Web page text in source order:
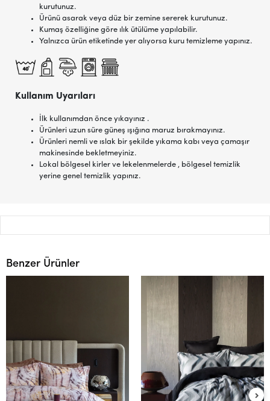
kurutunuz.
Ürünü asarak veya düz bir zemine sererek kurutunuz.
Kumaş özelliğine göre ılık ütülüme yapılabilir.
Yalnızca ürün etiketinde yer alıyorsa kuru temizleme yapınız.
Kullanım Uyarıları
İlk kullanımdan önce yıkayınız .
Ürünleri uzun süre güneş ışığına maruz bırakmayınız.
Ürünleri nemli ve ıslak bir şekilde yıkama kabı veya çamaşır
makinesinde bekletmeyiniz.
Lokal bölgesel kirler ve lekelenmelerde , bölgesel temizlik
yerine genel temizlik yapınız.
Benzer Ürünler